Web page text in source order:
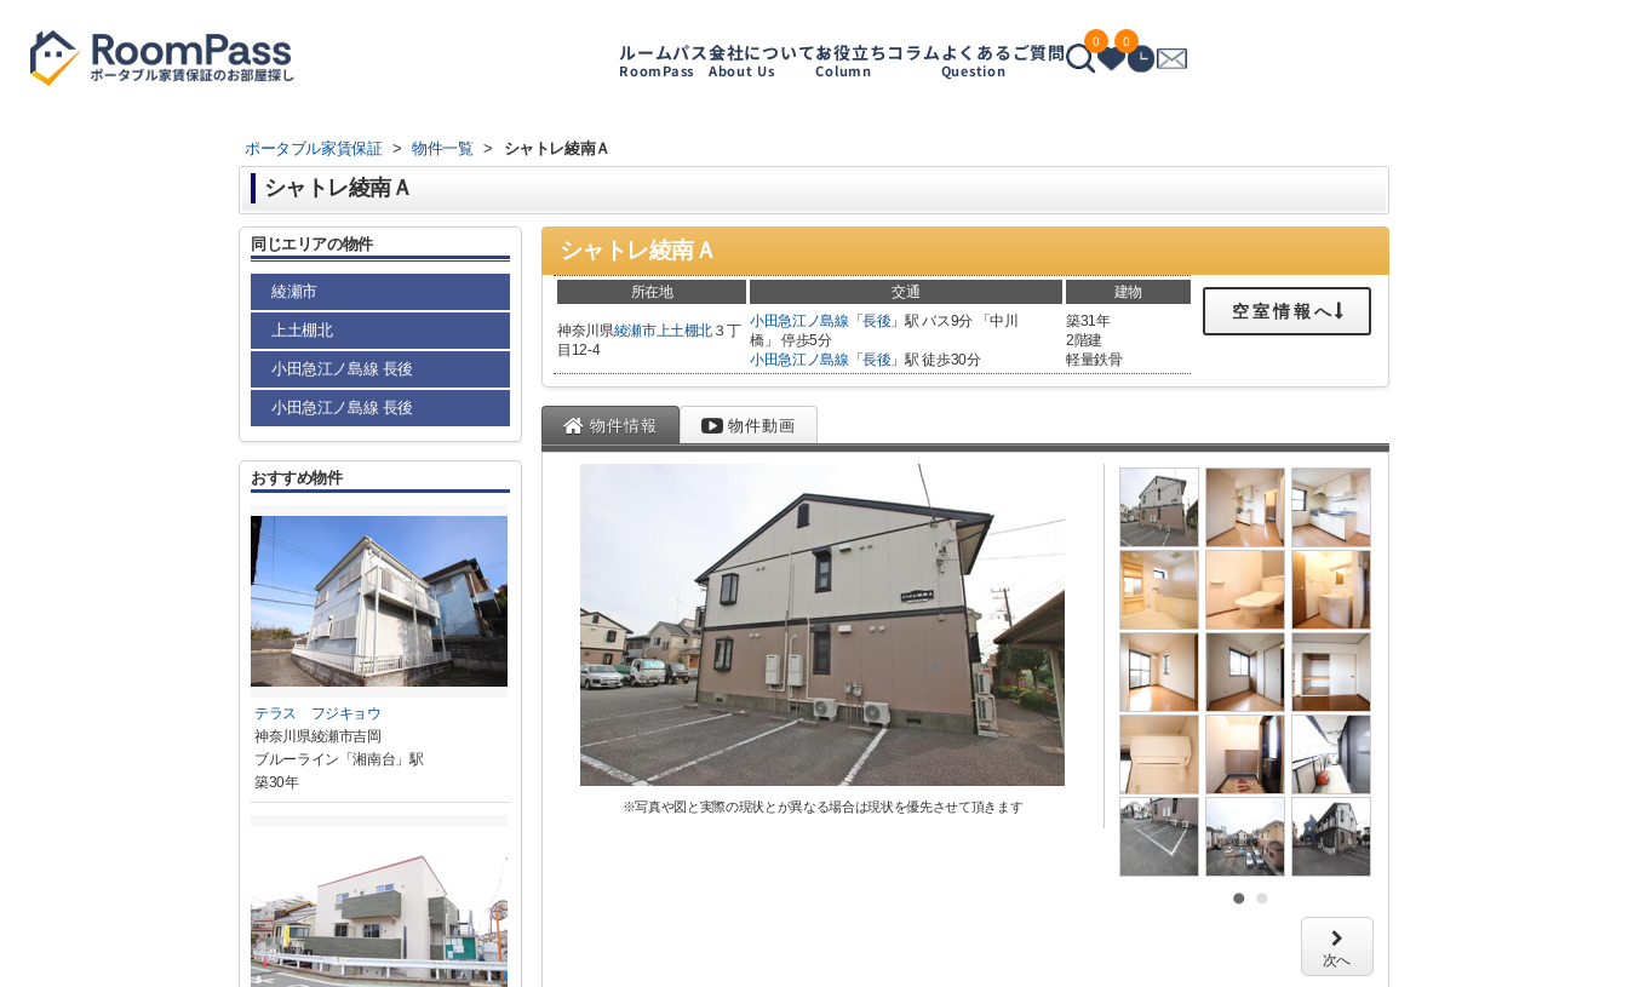
ルームパス
RoomPass
会社について
About Us
お役立ちコラム
Column
よくあるご質問
Question
0 0
ポータブル家賃保証 > 物件一覧 > シャトレ綾南Ａ
シャトレ綾南Ａ
シャトレ綾南Ａ
所在地 交通 建物
神奈川県綾瀬市上土棚北 ３丁
目12-4
小田急江ノ島線 「長後 」駅 バス9分 「中川
橋」 停歩5分
小田急江ノ島線 「長後 」駅 徒歩30分
築31年
2階建
軽量鉄骨
空室情報へ
物件情報 物件動画
※写真や図と実際の現状とが異なる場合は現状を優先させて頂きます
次へ
同じエリアの物件
綾瀬市
上土棚北
小田急江ノ島線 長後
小田急江ノ島線 長後
おすすめ物件
テラス フジキョウ
神奈川県綾瀬市吉岡
ブルーライン「湘南台」駅
築30年